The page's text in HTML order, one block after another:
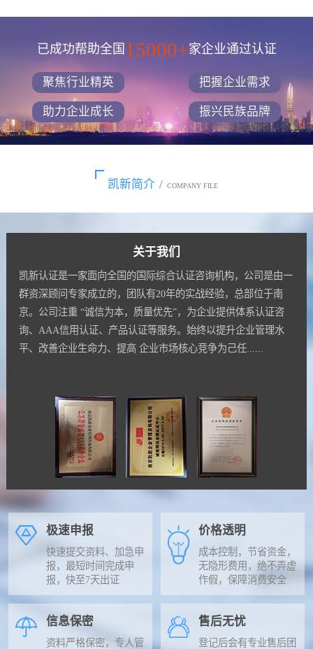
已成功帮助全国 15000+家企业通过认证
聚焦行业精英 把握企业需求
助力企业成长 振兴民族品牌
凯新简介 / COMPANY FILE
关于我们
凯新认证是一家面向全国的国际综合认证咨询机构，公司是由一
群资深顾问专家成立的，团队有20年的实战经验，总部位于南
京。公司注重 “诚信为本，质量优先”，为企业提供体系认证咨
询、AAA信用认证、产品认证等服务。始终以提升企业管理水
平、改善企业生命力、提高 企业市场核心竞争为己任......
极速申报
快速提交资料、加急申
报，最短时间完成申
报，快至7天出证
价格透明
成本控制，节省资金，
无隐形费用，绝不弄虚
作假，保障消费安全
信息保密
资料严格保密，专人管
售后无忧
登记后会有专业售后团